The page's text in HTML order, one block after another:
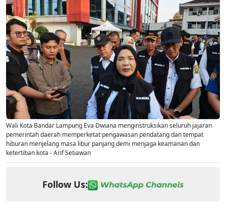
Wali Kota Bandar Lampung Eva Dwiana menginstruksikan seluruh jajaran
pemerintah daerah memperketat pengawasan pendatang dan tempat
hiburan menjelang masa libur panjang demi menjaga keamanan dan
ketertiban kota - Arif Setiawan
Follow Us: